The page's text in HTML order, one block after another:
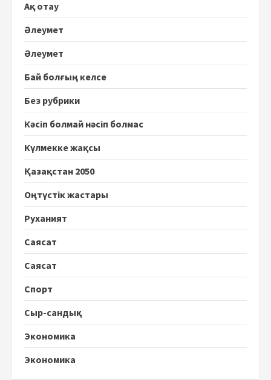
Ақ отау
Әлеумет
Әлеумет
Бай болғың келсе
Без рубрики
Кәсіп болмай нәсіп болмас
Күлмекке жақсы
Қазақстан 2050
Оңтүстік жастары
Руханият
Саясат
Саясат
Спорт
Сыр-сандық
Экономика
Экономика